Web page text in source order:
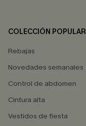
COLECCIÓN POPULAR
Rebajas
Novedades semanales
Control de abdomen
Cintura alta
Vestidos de fiesta